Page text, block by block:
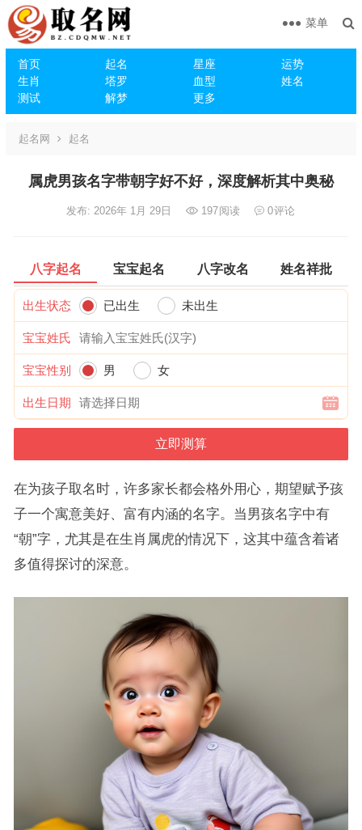
首页 起名 星座
运势
生肖
塔罗 血型
姓名
测试
解梦 更多
菜单
起名网 起名
属虎男孩名字带朝字好不好，深度解析其中奥秘
发布: 2026年 1月 29日 197阅读 0评论
八字起名 宝宝起名 八字改名 姓名祥批
出生状态 已出生 未出生
宝宝姓氏
宝宝性别 男 女
出生日期
在为孩子取名时，许多家长都会格外用心，期望赋予孩
子一个寓意美好、富有内涵的名字。当男孩名字中有
“朝”字，尤其是在生肖属虎的情况下，这其中蕴含着诸
多值得探讨的深意。